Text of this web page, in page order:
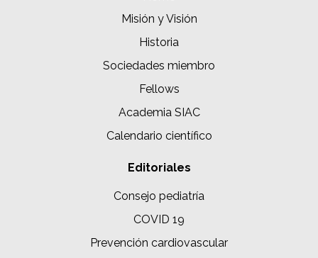
Misión y Visión
Historia
Sociedades miembro
Fellows
Academia SIAC
Calendario científico
Editoriales
Consejo pediatría
COVID 19
Prevención cardiovascular